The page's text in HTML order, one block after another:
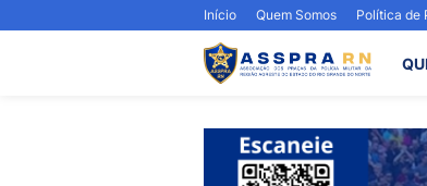
Início Quem Somos Política de